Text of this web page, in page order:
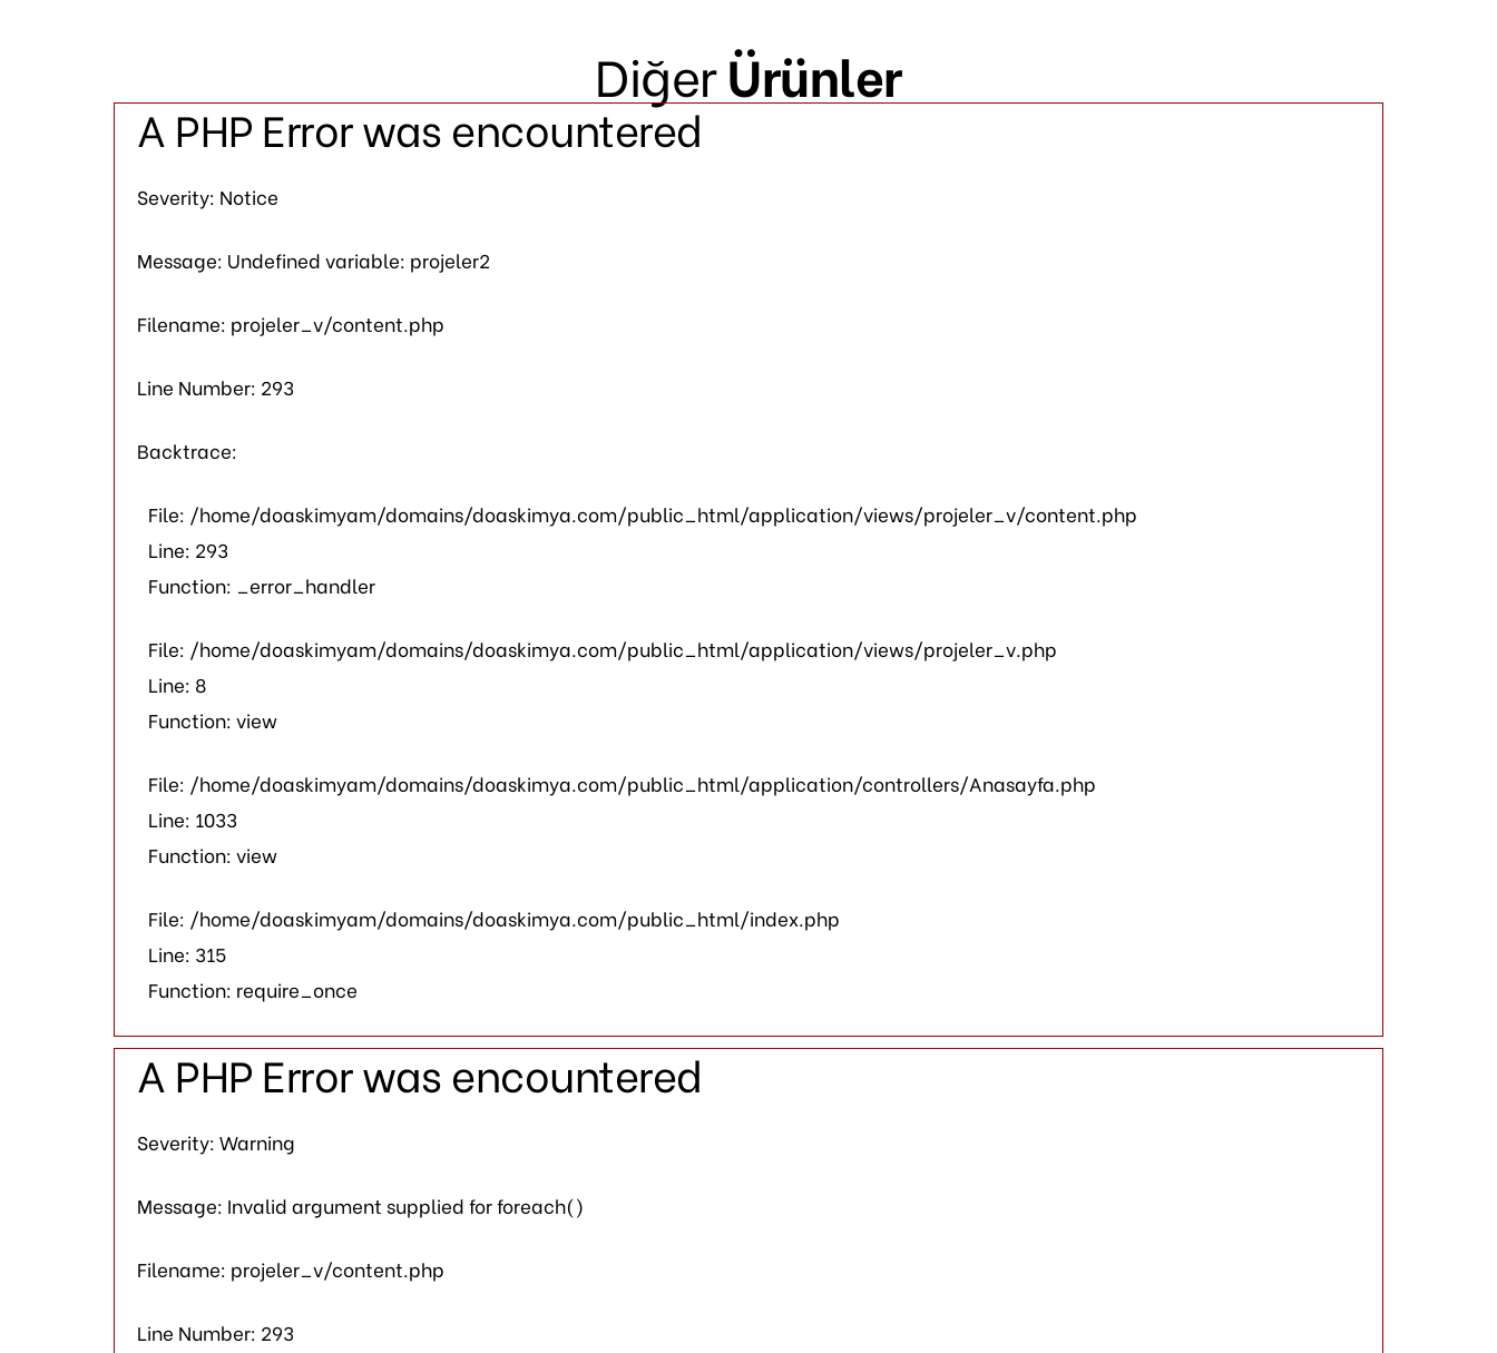
DiğerÜrünler
A PHP Error was encountered
Severity: Notice
Message: Undefined variable: projeler2
Filename: projeler_v/content.php
Line Number: 293
Backtrace:
File: /home/doaskimyam/domains/doaskimya.com/public_html/application/views/projeler_v/content.php
Line: 293
Function: _error_handler
File: /home/doaskimyam/domains/doaskimya.com/public_html/application/views/projeler_v.php
Line: 8
Function: view
File: /home/doaskimyam/domains/doaskimya.com/public_html/application/controllers/Anasayfa.php
Line: 1033
Function: view
File: /home/doaskimyam/domains/doaskimya.com/public_html/index.php
Line: 315
Function: require_once
A PHP Error was encountered
Severity: Warning
Message: Invalid argument supplied for foreach()
Filename: projeler_v/content.php
Line Number: 293